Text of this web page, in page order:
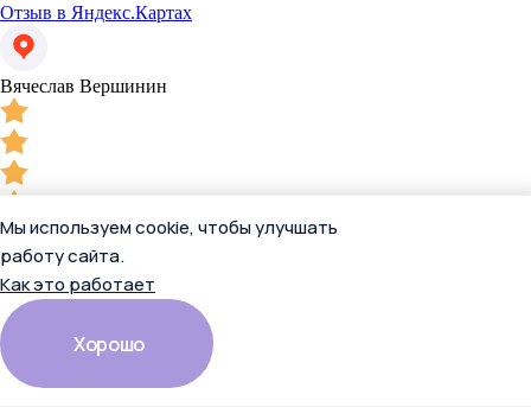
Отзыв в Яндекс.Картах
Вячеслав Вершинин
13 апреля 2026
Имею огромный опыт работы с КонсультантПлюс, разного
формата. Всегда показывают надёжность, честность и
достоверность в решении поставленных вопросов.
Индивидуальный подход работников КонсультантПлюс на
высоком уровне. Сама СПС "КонсультантПлюс" развивается и
не стоит на месте. Советую, приобретаёте - действительно
Мы используем cookie, чтобы улучшать
работу сайта.
Как это работает
Хорошо